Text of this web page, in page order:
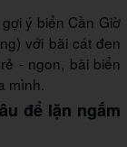
ý biển Cần Giờ
với bãi cát đen
- ngon, bãi biển
mình.
để lặn ngắm